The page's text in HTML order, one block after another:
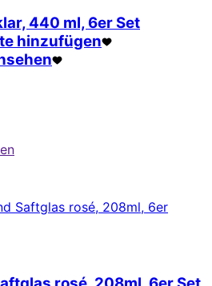
440 ml, 6er Set
hinzufügen